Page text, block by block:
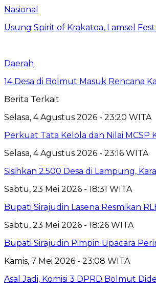
Nasional
Usung Spirit of Krakatoa, Lamsel
Daerah
14 Desa di Bolmut Masuk Rencana
Berita Terkait
Selasa, 4 Agustus 2026 - 23:20 WITA
Perkuat Tata Kelola dan Nilai MCSP
Selasa, 4 Agustus 2026 - 23:16 WITA
Sisihkan 2.500 Desa di Lampung,
Sabtu, 23 Mei 2026 - 18:31 WITA
Bupati Sirajudin Lasena Resmikan
Sabtu, 23 Mei 2026 - 18:26 WITA
Bupati Sirajudin Pimpin Upacara
Kamis, 7 Mei 2026 - 23:08 WITA
Asal Jadi, Komisi 3 DPRD Bolmut